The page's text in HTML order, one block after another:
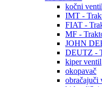
kočni
IMT -
FIAT -
MF -
JOHN
DEUTZ -
kiper ventil
okopavač
obračajuči